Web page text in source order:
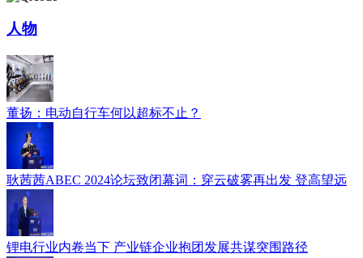
人物
董扬：电动自行车何以超标不止？
耿茜茜ABEC 2024论坛致闭幕词：穿云破雾再出发 登高望远
锂电行业内卷当下 产业链企业抱团发展共谋突围路径